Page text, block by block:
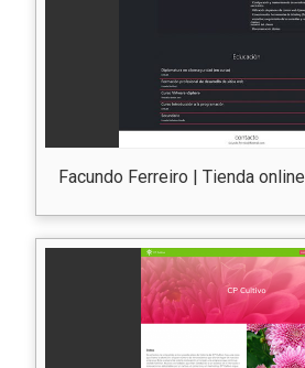
Facundo Ferreiro | Tienda online